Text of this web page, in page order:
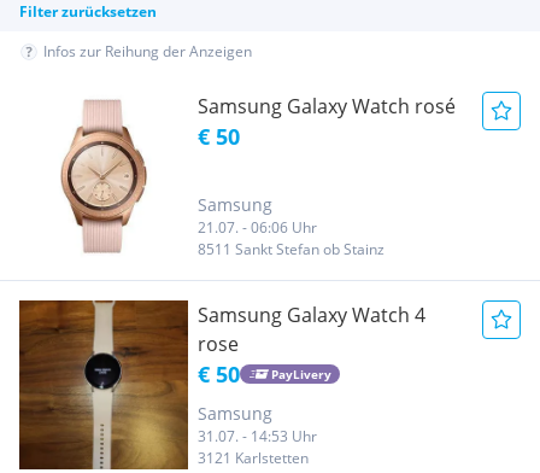
Filter zurücksetzen
Infos zur Reihung der Anzeigen
Samsung Galaxy Watch rosé
€ 50
Samsung
21.07. - 06:06 Uhr
8511 Sankt Stefan ob Stainz
Samsung Galaxy Watch 4
rose
€ 50 PayLivery
Samsung
31.07. - 14:53 Uhr
3121 Karlstetten